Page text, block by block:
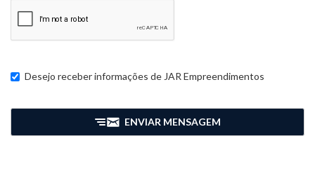
Desejo receber informações de JAR Empreendimentos
ENVIAR MENSAGEM